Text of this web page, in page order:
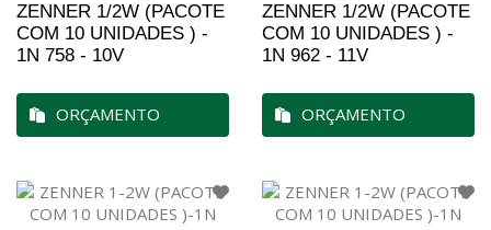
ZENNER 1/2W (PACOTE
COM 10 UNIDADES ) -
1N 758 - 10V
ORÇAMENTO
ZENNER 1/2W (PACOTE
COM 10 UNIDADES ) -
1N 962 - 11V
ORÇAMENTO